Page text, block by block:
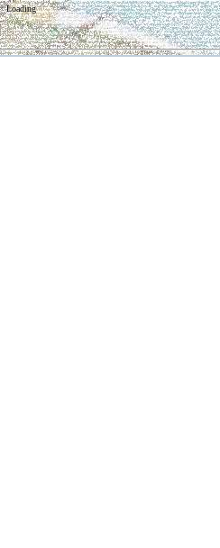
Loading